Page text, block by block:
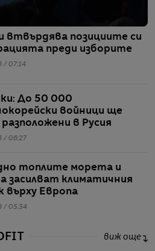
втвърдява позициите си
преди изборите
/ 07:14
До 50 000
войници ще
в Русия
/ 06:27
топлите морета и
засилват климатичния
върху Европа
/ 05:34
виж още